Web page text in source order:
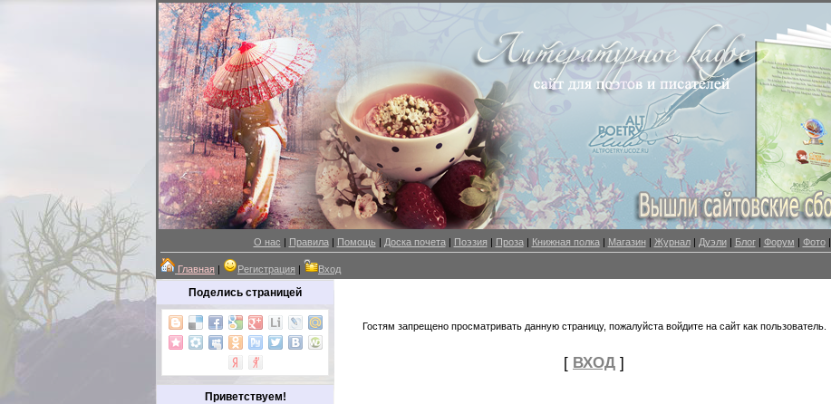
О нас | Правила| Помощь | Доска почета| Поэзия | Проза| Книжная полка| Магазин| Журнал| Дуэли| Блог| Форум | Фото|
Главная | Регистрация | Вход
Поделись страницей
Приветствуем!
Гостям запрещено просматривать данную страницу, пожалуйста войдите на сайт как пользователь.
[ ВХОД ]